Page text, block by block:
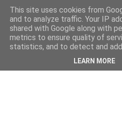
This site uses cookies from
and to analyze traffic. Your IP
shared with Google along with
metrics to ensure quality of
statistics, and to detect and
LEARN MORE